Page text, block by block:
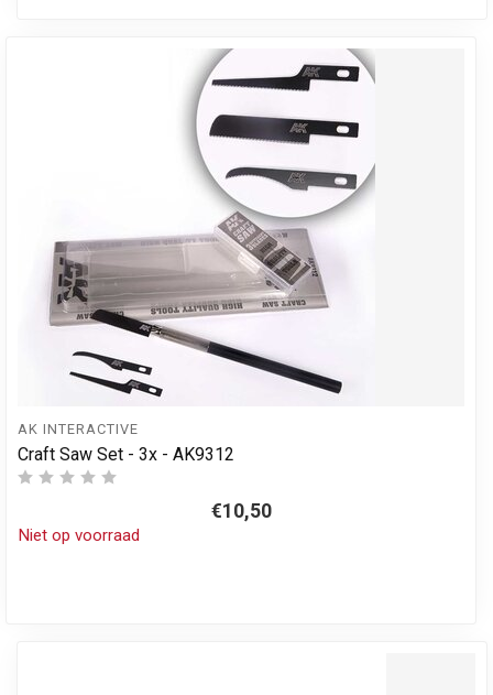
AK INTERACTIVE
Craft Saw Set - 3x - AK9312
€10,50
Niet op voorraad